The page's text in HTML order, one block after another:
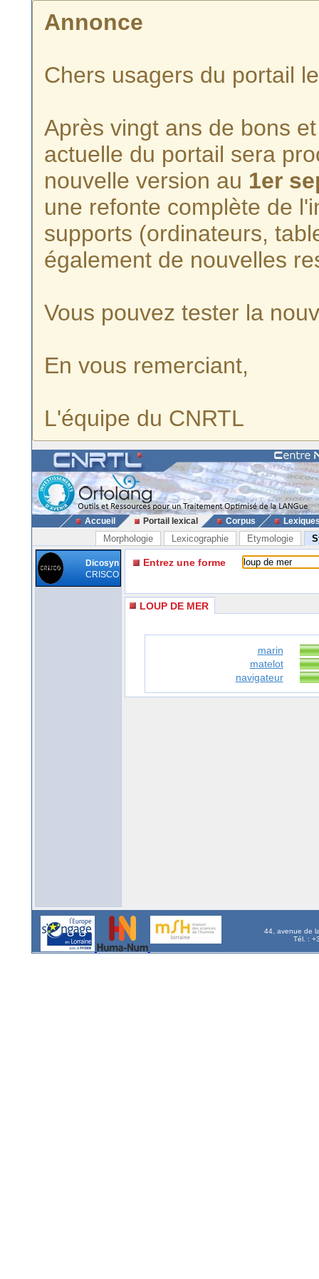
Annonce
Chers usagers du portail
Après vingt ans de bons
actuelle du portail sera
nouvelle version au 1er
une refonte complète de
supports (ordinateurs,
également de nouvelles
Vous pouvez tester la
En vous remerciant,
L'équipe du CNRTL
Accueil Portail lexical Corpus
Morphologie Lexicographie Etymologie
Dicosyn
CRISCO
Entrez une forme
LOUP DE MER
marin
matelot
navigateur
44, avenue de
Tél. :